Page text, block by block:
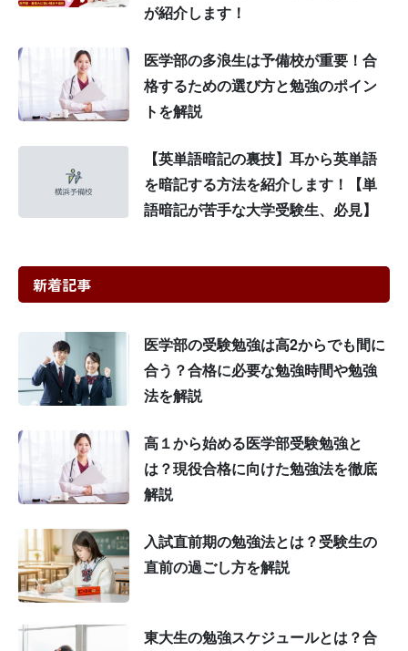
が紹介します！
医学部の多浪生は予備校が重要！合
格するための選び方と勉強のポイン
トを解説
【英単語暗記の裏技】耳から英単語
を暗記する方法を紹介します！【単
語暗記が苦手な大学受験生、必見】
新着記事
医学部の受験勉強は高2からでも間に
合う？合格に必要な勉強時間や勉強
法を解説
高１から始める医学部受験勉強と
は？現役合格に向けた勉強法を徹底
解説
入試直前期の勉強法とは？受験生の
直前の過ごし方を解説
東大生の勉強スケジュールとは？合